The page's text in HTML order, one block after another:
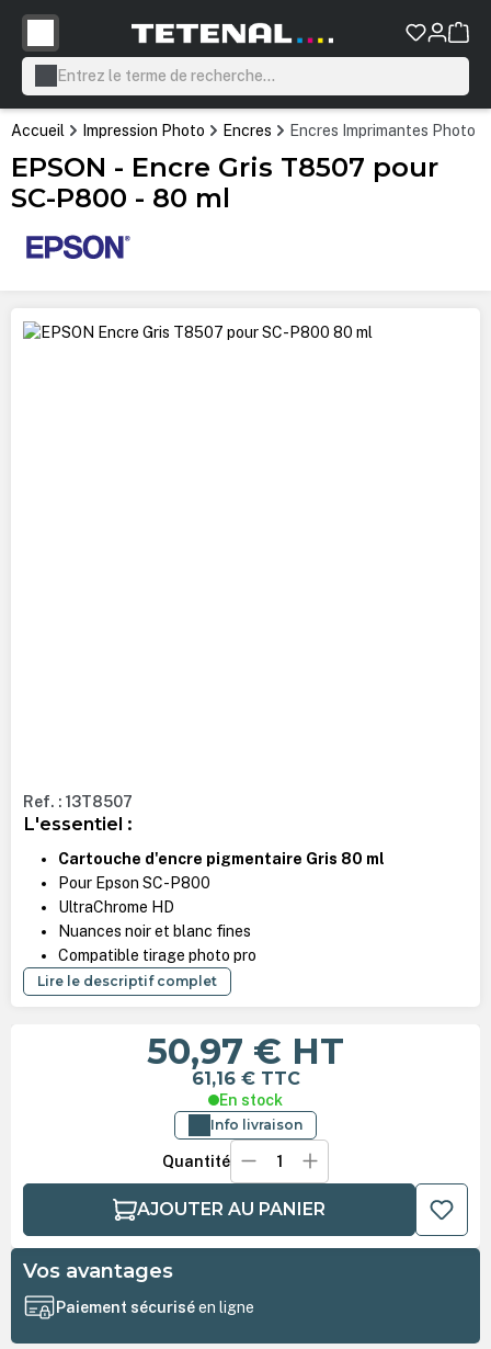
principal
Accueil Impression Photo Encres Encres Imprimantes Photo
EPSON - Encre Gris T8507 pour
SC-P800 - 80 ml
Ignorer la galerie d'images
Ref. : 13T8507
L'essentiel :
Cartouche d'encre pigmentaire Gris 80 ml
Pour Epson SC-P800
UltraChrome HD
Nuances noir et blanc fines
Compatible tirage photo pro
Lire le descriptif complet
50,97 € HT
61,16 € TTC
En stock
Info livraison
Quantité
AJOUTER AU PANIER
Vos avantages
Paiement sécuriséen ligne